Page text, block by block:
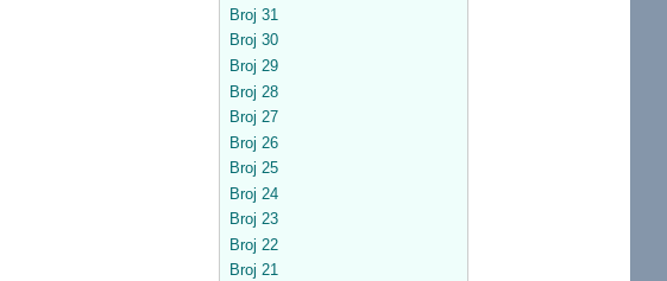
Broj 31
Broj 30
Broj 29
Broj 28
Broj 27
Broj 26
Broj 25
Broj 24
Broj 23
Broj 22
Broj 21